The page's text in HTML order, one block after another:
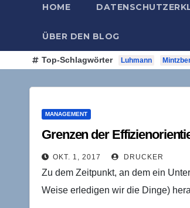
HOME
ÜBER DEN BLOG
Top-Schlagwörter Luhmann
MANAGEMENT
Grenzen der
OKT. 1, 2017 DRUCKER
Zu dem Zeitpunkt, an dem ein
Weise erledigen wir die Dinge)